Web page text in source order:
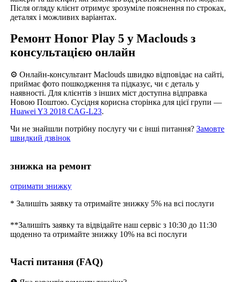
Після огляду клієнт отримує зрозуміле пояснення по строках,
деталях і можливих варіантах.
Ремонт Honor Play 5 у Maclouds з
консультацією онлайн
⚙️ Онлайн-консультант Maclouds швидко відповідає на сайті,
приймає фото пошкодження та підказує, чи є деталь у
наявності. Для клієнтів з інших міст доступна відправка
Новою Поштою. Сусідня корисна сторінка для цієї групи —
Huawei Y3 2018 CAG-L23.
Чи не знайшли потрібну послугу чи є інші питання? Замовте
швидкий дзвінок
знижка на ремонт
отримати знижку
* Залишіть заявку та отримайте знижку 5% на всі послуги
**Залишіть заявку та відвідайте наш сервіс з 10:30 до 11:30
щоденно та отримайте знижку 10% на всі послуги
Часті питання (FAQ)